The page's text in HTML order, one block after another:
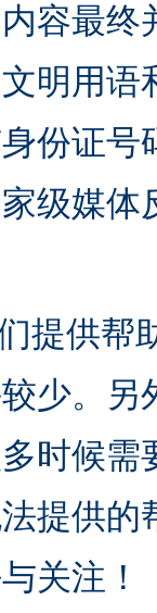
容最
明用
份证
级媒
提供帮
少。
时候
提供
关注！